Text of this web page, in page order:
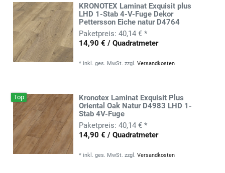
KRONOTEX Laminat Exquisit plus
LHD 1-Stab 4-V-Fuge Dekor
Pettersson Eiche natur D4764
40,14 € *
14,90 € / Quadratmeter
* inkl. ges. MwSt. zzgl.Versandkosten
Top
Kronotex Laminat Exquisit Plus
Oriental Oak Natur D4983 LHD 1-
Stab 4V-Fuge
40,14 € *
14,90 € / Quadratmeter
* inkl. ges. MwSt. zzgl.Versandkosten